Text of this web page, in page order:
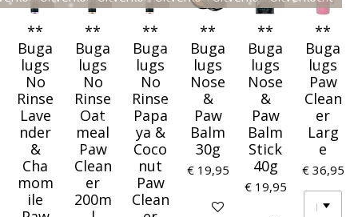
**
Buga
lugs
No
Rinse
Lave
nder
&
Cha
mom
ile
**
Buga
lugs
No
Rinse
Oat
meal
Paw
Clean
er
200m
**
Buga
lugs
No
Rinse
Papa
ya &
Coco
nut
Paw
Clean
**
Buga
lugs
Nose
&
Paw
Balm
30g
€ 19,95
Houd mij op de hoogte
**
Buga
lugs
Nose
&
Paw
Balm
Stick
40g
€ 19,95
**
Buga
lugs
Paw
Clean
er
Larg
e
€ 36,95